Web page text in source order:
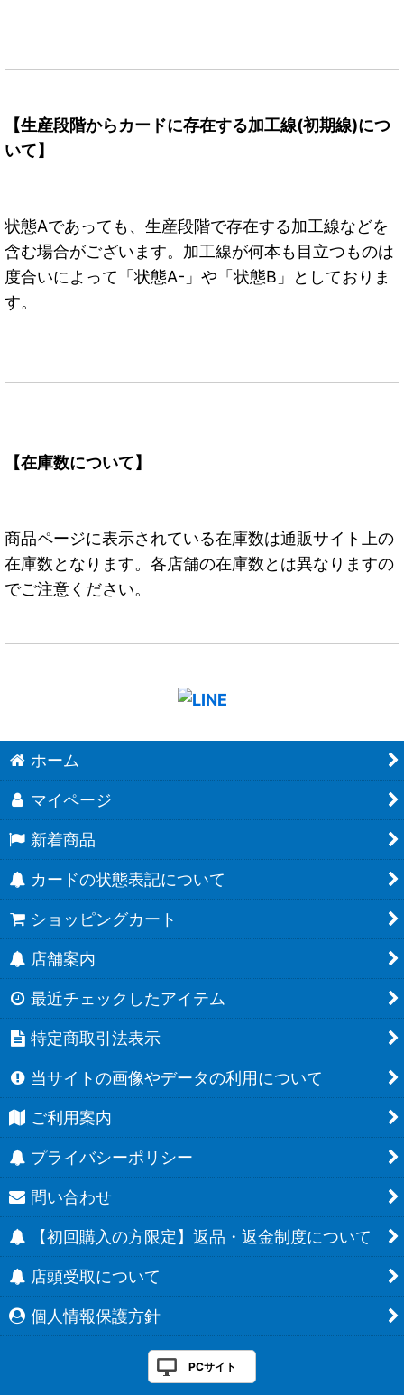
【生産段階からカードに存在する加工線(初期線)につ
いて】
状態Aであっても、生産段階で存在する加工線などを
含む場合がございます。加工線が何本も目立つものは
度合いによって「状態A-」や「状態B」としておりま
す。
【在庫数について】
商品ページに表示されている在庫数は通販サイト上の
在庫数となります。各店舗の在庫数とは異なりますの
でご注意ください。
ホーム
マイページ
新着商品
カードの状態表記について
ショッピングカート
店舗案内
最近チェックしたアイテム
特定商取引法表示
当サイトの画像やデータの利用について
ご利用案内
プライバシーポリシー
問い合わせ
【初回購入の方限定】返品・返金制度について
店頭受取について
個人情報保護方針
PCサイト